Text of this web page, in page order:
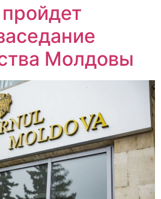
пройдет
Молдовы